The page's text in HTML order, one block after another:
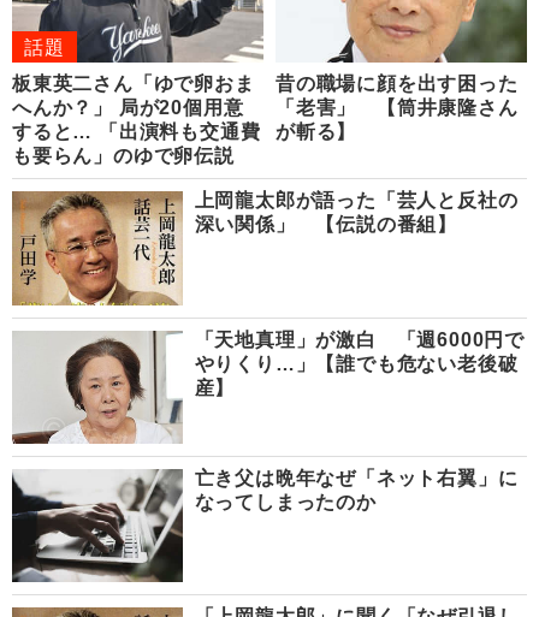
話題
板東英二さん「ゆで卵おま
へんか？」 局が20個用意
すると… 「出演料も交通費
も要らん」のゆで卵伝説
昔の職場に顔を出す困った
「老害」 【筒井康隆さん
が斬る】
上岡龍太郎が語った「芸人と反社の
深い関係」 【伝説の番組】
「天地真理」が激白 「週6000円で
やりくり…」【誰でも危ない老後破
産】
亡き父は晩年なぜ「ネット右翼」に
なってしまったのか